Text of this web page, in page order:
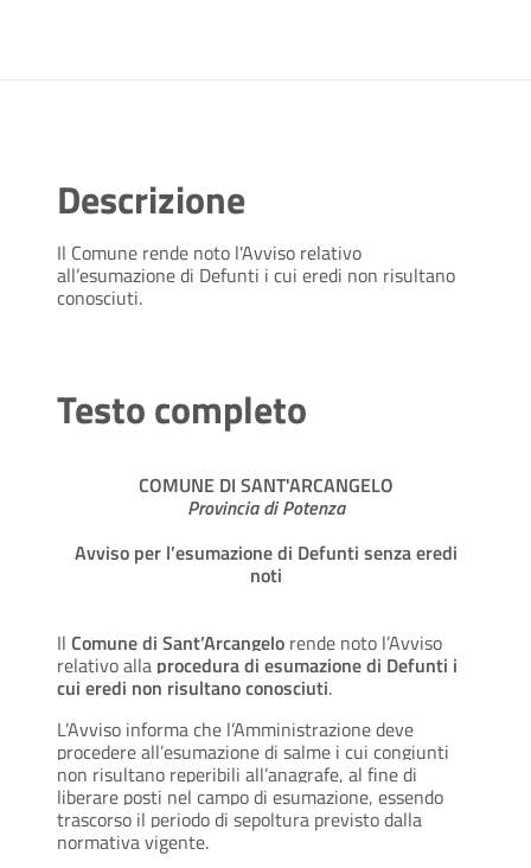
Descrizione
Il Comune rende noto l'Avviso relativo
all’esumazione di Defunti i cui eredi non risultano
conosciuti.
Testo completo
COMUNE DI SANT'ARCANGELO
Provincia di Potenza
Avviso per l’esumazione di Defunti senza eredi
noti
Il Comune di Sant’Arcangelo rende noto l’Avviso
relativo alla procedura di esumazione di Defunti i
cui eredi non risultano conosciuti.
L’Avviso informa che l’Amministrazione deve
procedere all’esumazione di salme i cui congiunti
non risultano reperibili all’anagrafe, al fine di
liberare posti nel campo di esumazione, essendo
trascorso il periodo di sepoltura previsto dalla
normativa vigente.